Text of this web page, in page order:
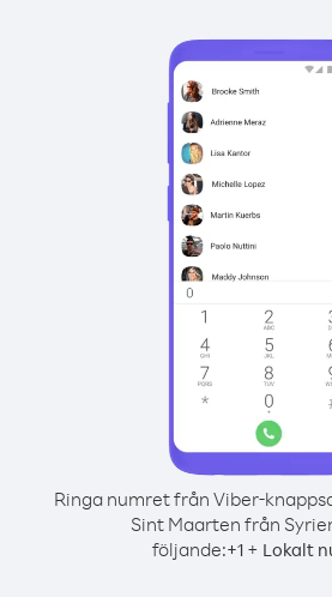
Ringa numret från Viber-
Sint Maarten från
följande:+1+ Lokalt